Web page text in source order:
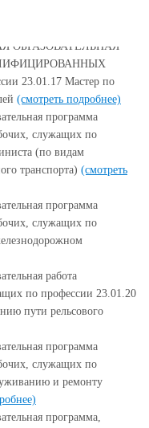
ОБРАЗОВАТЕЛЬНАЯ
23.01.17 Мастер по
(смотреть подробнее)
программа
служащих по
(по видам
транспорта) (смотреть
программа
служащих по
работа
по профессии 23.01.20
пути рельсового
программа
служащих по
и ремонту
программа,